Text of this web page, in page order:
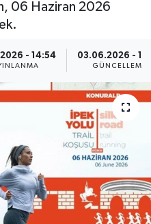
06 Haziran 2026
- 14:54 03.06.2026 -
GÜNCELLEME